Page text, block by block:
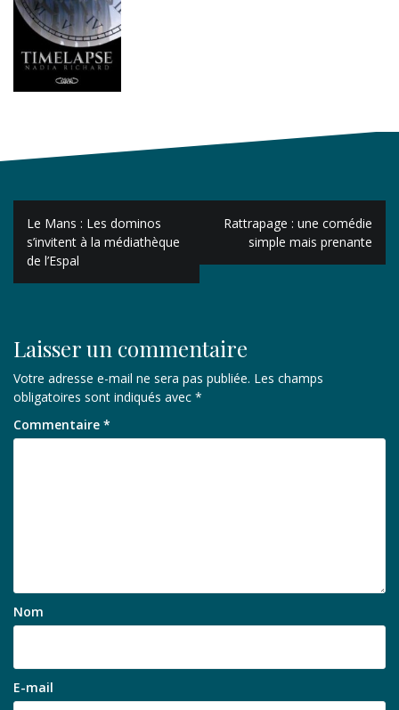
Navigation
de
l’article
Le Mans : Les dominos
s’invitent à la médiathèque
de l’Espal
Rattrapage : une comédie
simple mais prenante
Laisser un commentaire
Votre adresse e-mail ne sera pas publiée. Les champs
obligatoires sont indiqués avec *
Commentaire *
Nom
E-mail